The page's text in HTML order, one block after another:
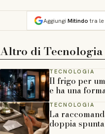
Aggiungi Mitindotra le
Altro di Tecnologia
TECNOLOGIA
Il frigo per
e ha una
TECNOLOGIA
La
doppia